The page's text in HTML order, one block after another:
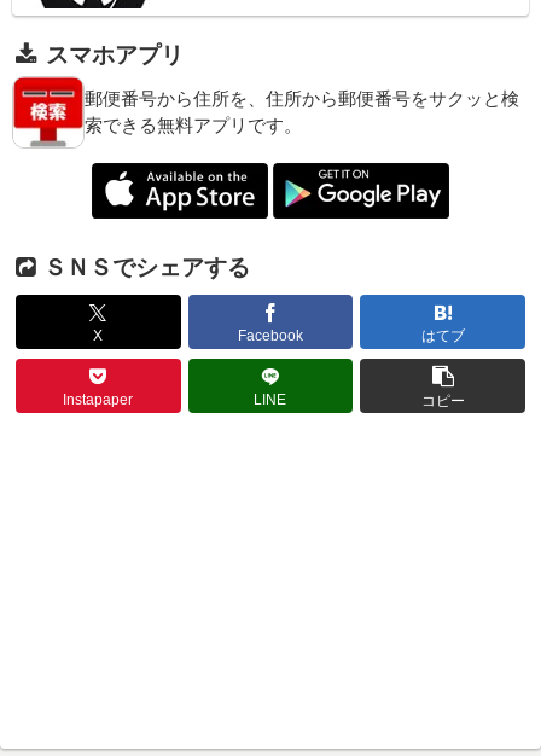
スマホアプリ
郵便番号から住所を、住所から郵便番号をサクッと検
索できる無料アプリです。
ＳＮＳでシェアする
X Facebook はてブ
Instapaper LINE コピー